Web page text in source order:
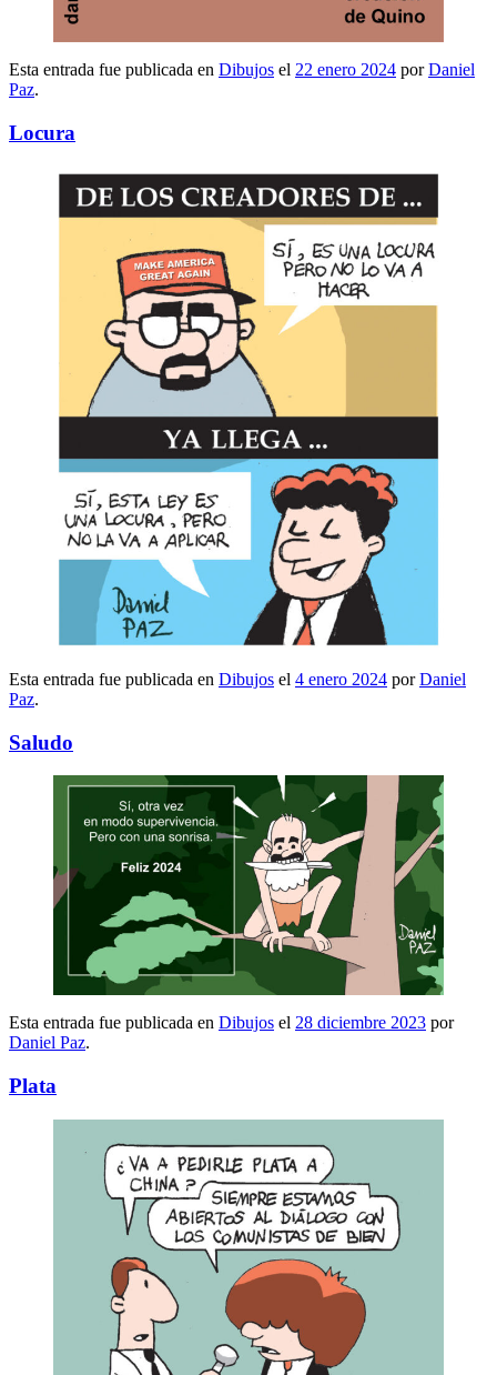
Esta entrada fue publicada en Dibujos el 22 enero 2024 porDaniel
Paz.
Locura
Esta entrada fue publicada en Dibujos el 4 enero 2024 porDaniel
Paz.
Saludo
Esta entrada fue publicada en Dibujos el 28 diciembre 2023 por
Daniel Paz.
Plata